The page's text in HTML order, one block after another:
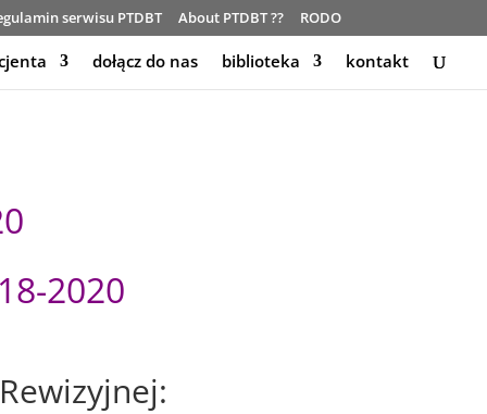
serwisu PTDBT About PTDBT ?? RODO
dołącz do nas biblioteka kontakt
2020